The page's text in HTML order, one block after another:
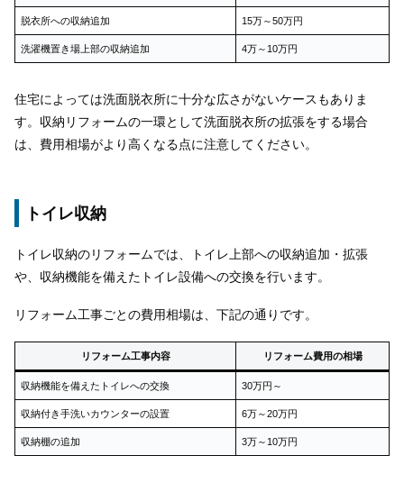
脱衣所への収納追加 15万～50万円
洗濯機置き場上部の収納追加 4万～10万円
住宅によっては洗面脱衣所に十分な広さがないケースもありま
す。収納リフォームの一環として洗面脱衣所の拡張をする場合
は、費用相場がより高くなる点に注意してください。
トイレ収納
トイレ収納のリフォームでは、トイレ上部への収納追加・拡張
や、収納機能を備えたトイレ設備への交換を行います。
リフォーム工事ごとの費用相場は、下記の通りです。
リフォーム工事内容 リフォーム費用の相場
収納機能を備えたトイレへの交換 30万円～
収納付き手洗いカウンターの設置 6万～20万円
収納棚の追加 3万～10万円